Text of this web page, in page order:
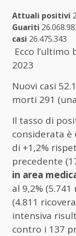
Attuali positivi
Guariti
casi 26.475.343
Ecco
2023
Nuovi casi
morti 291
Il tasso di
considerata è
di +1,2%
precedente
in area
al 9,2%
(4.811
intensiva
contro i 137